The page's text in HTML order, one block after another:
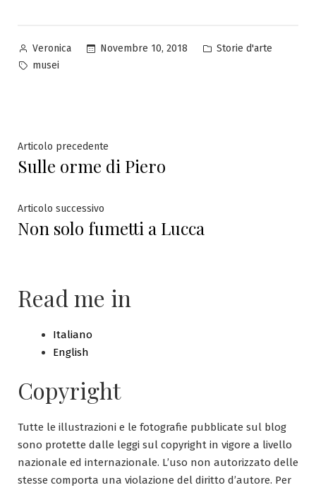
Pubblicato
da
Veronica Novembre 10, 2018
Pubblicato
Storie d'arte
Tag:
musei
Navigazione
articoli
Articolo precedente
precedente:
Sulle orme di Piero
Articolo successivo
successivo:
Non solo fumetti a Lucca
Read me in
Italiano
English
Copyright
Tutte le illustrazioni e le fotografie pubblicate sul blog
sono protette dalle leggi sul copyright in vigore a livello
nazionale ed internazionale. L’uso non autorizzato delle
stesse comporta una violazione del diritto d’autore. Per